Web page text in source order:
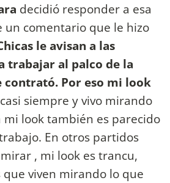
decidió responder a esa
un comentario que le hizo
le avisan a las
trabajar al palco de la
contrató. Por eso mi look
siempre y vivo mirando
look también es parecido
En otros partidos
, mi look es trancu,
viven mirando lo que